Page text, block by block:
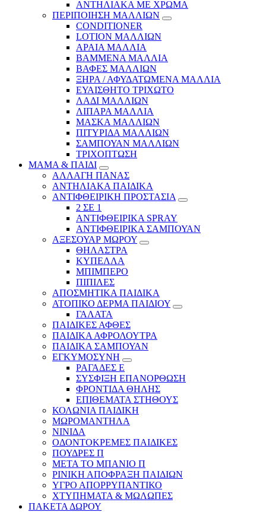
ΑΝΤΗΛΙΑΚΑ ΜΕ ΧΡΩΜΑ
ΠΕΡΙΠΟΙΗΣΗ ΜΑΛΛΙΩΝ
CONDITIONER
LOTION ΜΑΛΛΙΩΝ
ΑΡΑΙΑ ΜΑΛΛΙΑ
ΒΑΜΜΕΝΑ ΜΑΛΛΙΑ
ΒΑΦΕΣ ΜΑΛΛΙΩΝ
ΞΗΡΑ / ΑΦΥΔΑΤΩΜΕΝΑ ΜΑΛΛΙΑ
ΕΥΑΙΣΘΗΤΟ ΤΡΙΧΩΤΟ
ΛΑΔΙ ΜΑΛΛΙΩΝ
ΛΙΠΑΡΑ ΜΑΛΛΙΑ
ΜΑΣΚΑ ΜΑΛΛΙΩΝ
ΠΙΤΥΡΙΔΑ ΜΑΛΛΙΩΝ
ΣΑΜΠΟΥΑΝ ΜΑΛΛΙΩΝ
ΤΡΙΧΟΠΤΩΣΗ
ΜΑΜΑ & ΠΑΙΔΙ
ΑΛΛΑΓΗ ΠΑΝΑΣ
ΑΝΤΗΛΙΑΚΑ ΠΑΙΔΙΚΑ
ΑΝΤΙΦΘΕΙΡΙΚΗ ΠΡΟΣΤΑΣΙΑ
2 ΣΕ 1
ΑΝΤΙΦΘΕΙΡΙΚΑ SPRAY
ΑΝΤΙΦΘΕΙΡΙΚΑ ΣΑΜΠΟΥΑΝ
ΑΞΕΣΟΥΑΡ ΜΩΡΟΥ
ΘΗΛΑΣΤΡΑ
ΚΥΠΕΛΛΑ
ΜΠΙΜΠΕΡΟ
ΠΙΠΙΛΕΣ
ΑΠΟΣΜΗΤΙΚΑ ΠΑΙΔΙΚΑ
ΑΤΟΠΙΚΟ ΔΕΡΜΑ ΠΑΙΔΙΟΥ
ΓΑΛΑΤΑ
ΠΑΙΔΙΚΕΣ ΑΦΘΕΣ
ΠΑΙΔΙΚΑ ΑΦΡΟΛΟΥΤΡΑ
ΠΑΙΔΙΚΑ ΣΑΜΠΟΥΑΝ
ΕΓΚΥΜΟΣΥΝΗ
ΡΑΓΑΔΕΣ Ε
ΣΥΣΦΙΞΗ ΕΠΑΝΟΡΘΩΣΗ
ΦΡΟΝΤΙΔΑ ΘΗΛΗΣ
ΕΠΙΘΕΜΑΤΑ ΣΤΗΘΟΥΣ
ΚΟΛΩΝΙΑ ΠΑΙΔΙΚΗ
ΜΩΡΟΜΑΝΤΗΛΑ
ΝΙΝΙΔΑ
ΟΔΟΝΤΟΚΡΕΜΕΣ ΠΑΙΔΙΚΕΣ
ΠΟΥΔΡΕΣ Π
ΜΕΤΑ ΤΟ ΜΠΑΝΙΟ Π
ΡΙΝΙΚΗ ΑΠΟΦΡΑΞΗ ΠΑΙΔΙΩΝ
ΥΓΡΟ ΑΠΟΡΡΥΠΑΝΤΙΚΟ
ΧΤΥΠΗΜΑΤΑ & ΜΩΛΩΠΕΣ
ΠΑΚΕΤΑ ΔΩΡΟΥ